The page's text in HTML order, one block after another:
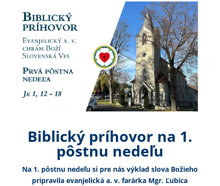
Biblický príhovor na 1.
pôstnu nedeľu
Na 1. pôstnu nedeľu si pre nás výklad slova Božieho
pripravila evanjelická a. v. farárka Mgr. Ľubica